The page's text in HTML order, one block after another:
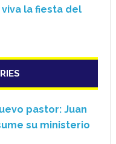
viva la fiesta del
pastor: Juan
su ministerio